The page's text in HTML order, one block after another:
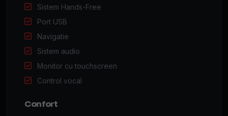
Sistem Hands-Free
Port USB
Navigatie
Sistem audio
Monitor cu touchscreen
Control vocal
Confort